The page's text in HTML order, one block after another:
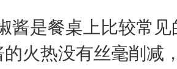
餐桌上比较常见的
的火热没有丝毫削减